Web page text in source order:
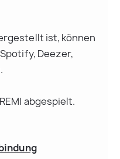
ist, können
Deezer,
abgespielt.